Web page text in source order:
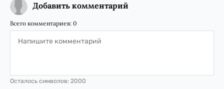
Добавить комментарий
Всего комментариев: 0
Осталось символов: 2000